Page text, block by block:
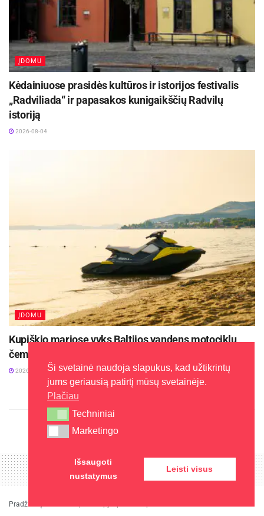
ĮDOMU
Kėdainiuose prasidės kultūros ir istorijos festivalis
„Radviliada“ ir papasakos kunigaikščių Radvilų
istoriją
2026-08-04
ĮDOMU
Kupiškio mariose vyks Baltijos vandens motociklų
čempionato finalas
2026-08-04
Pradžia
Ši svetainė naudoja slapukus, kad užtikrintų
jums geriausią patirtį mūsų svetainėje.
Plačiau
Techniniai
Techniniai
Marketingo
Marketingo
Išsaugoti
nustatymus
Leisti visus